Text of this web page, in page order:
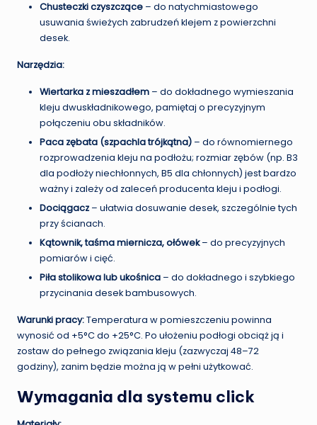
Chusteczki czyszczące – do natychmiastowego
usuwania świeżych zabrudzeń klejem z powierzchni
desek.
Narzędzia:
Wiertarka z mieszadłem – do dokładnego wymieszania
kleju dwuskładnikowego, pamiętaj o precyzyjnym
połączeniu obu składników.
Paca zębata (szpachla trójkątna) – do równomiernego
rozprowadzenia kleju na podłożu; rozmiar zębów (np. B3
dla podłoży niechłonnych, B5 dla chłonnych) jest bardzo
ważny i zależy od zaleceń producenta kleju i podłogi.
Dociągacz – ułatwia dosuwanie desek, szczególnie tych
przy ścianach.
Kątownik, taśma miernicza, ołówek– do precyzyjnych
pomiarów i cięć.
Piła stolikowa lub ukośnica – do dokładnego i szybkiego
przycinania desek bambusowych.
Warunki pracy:Temperatura w pomieszczeniu powinna
wynosić od +5°C do +25°C. Po ułożeniu podłogi obciąż ją i
zostaw do pełnego związania kleju (zazwyczaj 48–72
godziny), zanim będzie można ją w pełni użytkować.
Wymagania dla systemu click